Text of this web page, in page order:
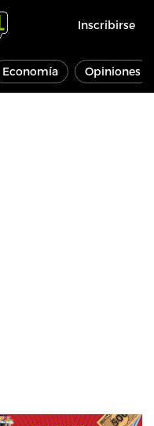
Inscribirse
Economía Opiniones